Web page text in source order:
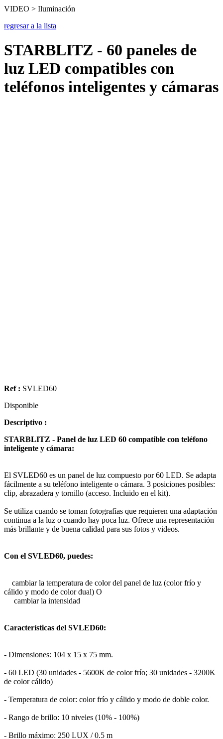
VIDEO > Iluminación
regresar a la lista
STARBLITZ - 60 paneles de
luz LED compatibles con
teléfonos inteligentes y cámaras
Ref : SVLED60
Disponible
Descriptivo :
STARBLITZ - Panel de luz LED 60 compatible con teléfono
inteligente y cámara:
El SVLED60 es un panel de luz compuesto por 60 LED. Se adapta
fácilmente a su teléfono inteligente o cámara. 3 posiciones posibles:
clip, abrazadera y tornillo (acceso. Incluido en el kit).
Se utiliza cuando se toman fotografías que requieren una adaptación
continua a la luz o cuando hay poca luz. Ofrece una representación
más brillante y de buena calidad para sus fotos y videos.
Con el SVLED60, puedes:
cambiar la temperatura de color del panel de luz (color frío y
cálido y modo de color dual) O
cambiar la intensidad
Características del SVLED60:
- Dimensiones: 104 x 15 x 75 mm.
- 60 LED (30 unidades - 5600K de color frío; 30 unidades - 3200K
de color cálido)
- Temperatura de color: color frío y cálido y modo de doble color.
- Rango de brillo: 10 niveles (10% - 100%)
- Brillo máximo: 250 LUX / 0.5 m